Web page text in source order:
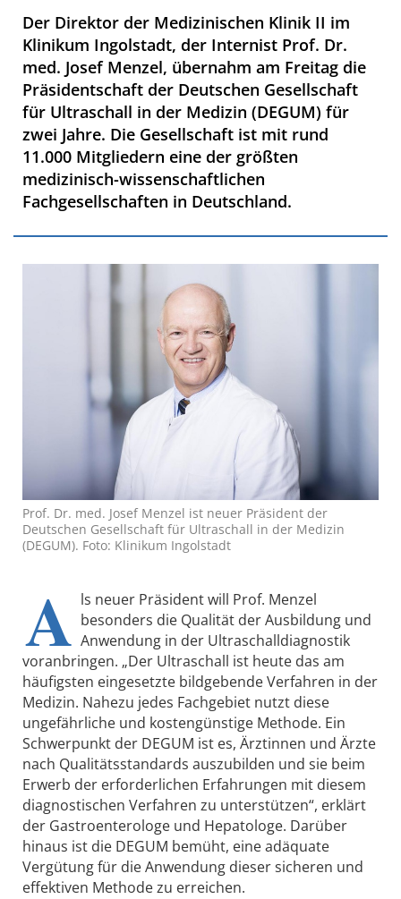
Der Direktor der Medizinischen Klinik II im
Klinikum Ingolstadt, der Internist Prof. Dr.
med. Josef Menzel, übernahm am Freitag die
Präsidentschaft der Deutschen Gesellschaft
für Ultraschall in der Medizin (DEGUM) für
zwei Jahre. Die Gesellschaft ist mit rund
11.000 Mitgliedern eine der größten
medizinisch-wissenschaftlichen
Fachgesellschaften in Deutschland.
Prof. Dr. med. Josef Menzel ist neuer Präsident der
Deutschen Gesellschaft für Ultraschall in der Medizin
(DEGUM). Foto: Klinikum Ingolstadt
A ls neuer Präsident will Prof. Menzel
besonders die Qualität der Ausbildung und
Anwendung in der Ultraschalldiagnostik
voranbringen. „Der Ultraschall ist heute das am
häufigsten eingesetzte bildgebende Verfahren in der
Medizin. Nahezu jedes Fachgebiet nutzt diese
ungefährliche und kostengünstige Methode. Ein
Schwerpunkt der DEGUM ist es, Ärztinnen und Ärzte
nach Qualitätsstandards auszubilden und sie beim
Erwerb der erforderlichen Erfahrungen mit diesem
diagnostischen Verfahren zu unterstützen“, erklärt
der Gastroenterologe und Hepatologe. Darüber
hinaus ist die DEGUM bemüht, eine adäquate
Vergütung für die Anwendung dieser sicheren und
effektiven Methode zu erreichen.